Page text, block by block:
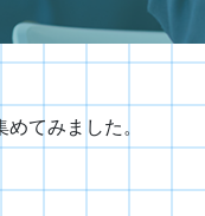
てみました。